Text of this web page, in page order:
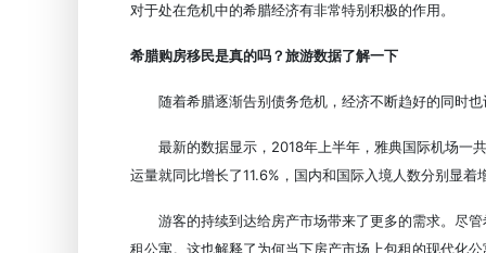
对于处在危机中的希腊经济有非常特别积极的作用。
希腊购房移民是真的吗？旅游数据了解一下
随着希腊逐渐告别债务危机，经济不断趋好的同时
最新的数据显示，2018年上半年，雅典国际机场一
运量就同比增长了11.6%，国内和国际入境人数分别显着
游客的持续到达给房产市场带来了更多的需求。尽
租公寓。这也解释了为何当下房产市场上包租的现代化